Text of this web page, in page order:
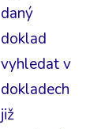
daný
doklad
vyhledat v
dokladech
již